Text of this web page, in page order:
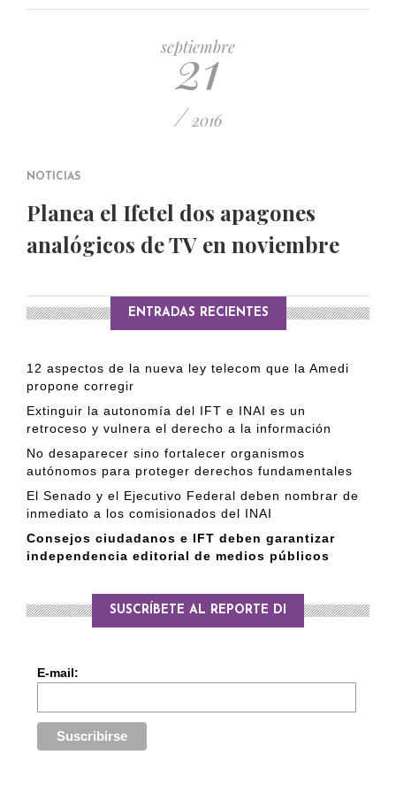
septiembre
21
/ 2016
NOTICIAS
Planea el Ifetel dos apagones
analógicos de TV en noviembre
ENTRADAS RECIENTES
12 aspectos de la nueva ley telecom que la Amedi
propone corregir
Extinguir la autonomía del IFT e INAI es un
retroceso y vulnera el derecho a la información
No desaparecer sino fortalecer organismos
autónomos para proteger derechos fundamentales
El Senado y el Ejecutivo Federal deben nombrar de
inmediato a los comisionados del INAI
Consejos ciudadanos e IFT deben garantizar
independencia editorial de medios públicos
SUSCRÍBETE AL REPORTE DI
E-mail: